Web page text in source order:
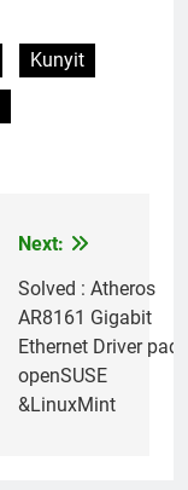
Kunyit
Next:
Solved : Atheros
AR8161 Gigabit
Ethernet Driver
openSUSE
&LinuxMint